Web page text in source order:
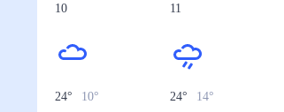
10
24° 10°
11
24° 14°